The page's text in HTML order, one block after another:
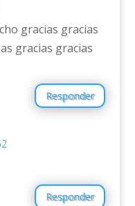
gracias gracias
gracias gracias
Responder
Responder